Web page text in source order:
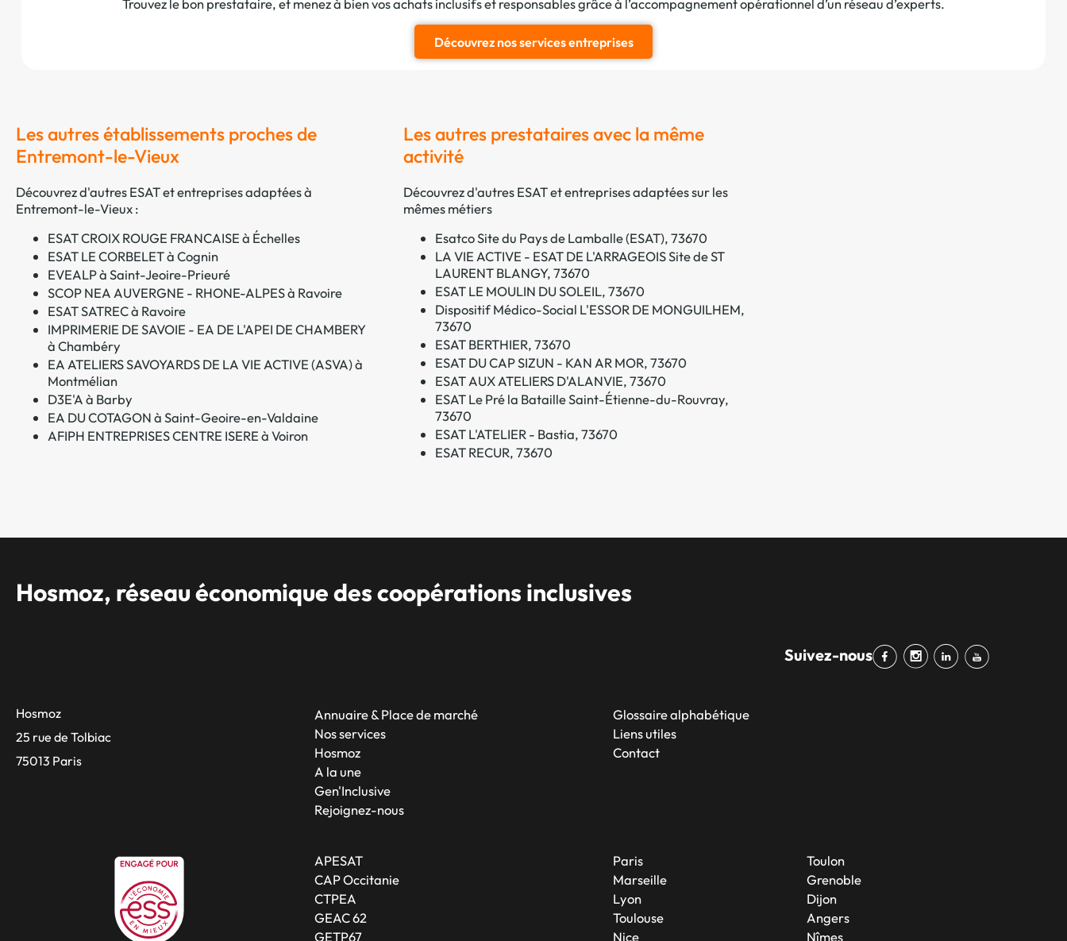
Découvrez nos services entreprises
Les autres établissements proches de
Entremont-le-Vieux
Découvrez d'autres ESAT et entreprises adaptées à
Entremont-le-Vieux :
ESAT CROIX ROUGE FRANCAISE à Échelles
ESAT LE CORBELET à Cognin
EVEALP à Saint-Jeoire-Prieuré
SCOP NEA AUVERGNE - RHONE-ALPES à Ravoire
ESAT SATREC à Ravoire
IMPRIMERIE DE SAVOIE - EA DE L'APEI DE CHAMBERY
à Chambéry
EA ATELIERS SAVOYARDS DE LA VIE ACTIVE (ASVA) à
Montmélian
D3E'A à Barby
EA DU COTAGON à Saint-Geoire-en-Valdaine
AFIPH ENTREPRISES CENTRE ISERE à Voiron
Les autres prestataires avec la même
activité
Découvrez d'autres ESAT et entreprises adaptées sur les
mêmes métiers
Esatco Site du Pays de Lamballe (ESAT), 73670
LA VIE ACTIVE - ESAT DE L'ARRAGEOIS Site de ST
LAURENT BLANGY, 73670
ESAT LE MOULIN DU SOLEIL, 73670
Dispositif Médico-Social L'ESSOR DE MONGUILHEM,
73670
ESAT BERTHIER, 73670
ESAT DU CAP SIZUN - KAN AR MOR, 73670
ESAT AUX ATELIERS D'ALANVIE, 73670
ESAT Le Pré la Bataille Saint-Étienne-du-Rouvray,
73670
ESAT L'ATELIER - Bastia, 73670
ESAT RECUR, 73670
Hosmoz, réseau économique des coopérations inclusives
Suivez-nous
Hosmoz
25 rue de Tolbiac
75013 Paris
Annuaire & Place de marché
Nos services
Hosmoz
A la une
Gen'Inclusive
Rejoignez-nous
Glossaire alphabétique
Liens utiles
Contact
APESAT
CAP Occitanie
CTPEA
GEAC 62
GETP67
Paris
Marseille
Lyon
Toulouse
Nice
Toulon
Grenoble
Dijon
Angers
Nîmes